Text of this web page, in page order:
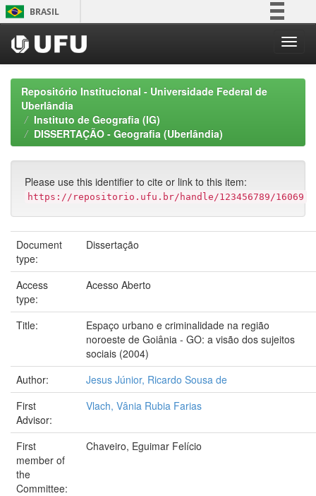
Skip
navigation
BRASIL
Participe
Acesso à informação
Canais
Repositório Institucional - Universidade Federal de
Uberlândia
Instituto de Geografia (IG)
DISSERTAÇÃO - Geografia (Uberlândia)
Please use this identifier to cite or link to this item:
https://repositorio.ufu.br/handle/123456789/16069
Document
type:
Dissertação
Access
type:
Acesso Aberto
Title:
Espaço urbano e criminalidade na região
noroeste de Goiânia - GO: a visão dos sujeitos
sociais (2004)
Author:
Jesus Júnior, Ricardo Sousa de
First
Advisor:
Vlach, Vânia Rubia Farias
First
member of
the
Committee:
Chaveiro, Eguimar Felício